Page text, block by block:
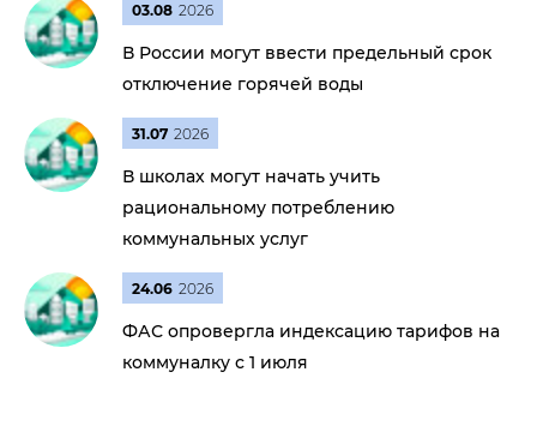
03.08 2026
В России могут ввести предельный срок
отключение горячей воды
31.07 2026
В школах могут начать учить
рациональному потреблению
коммунальных услуг
24.06 2026
ФАС опровергла индексацию тарифов на
коммуналку с 1 июля